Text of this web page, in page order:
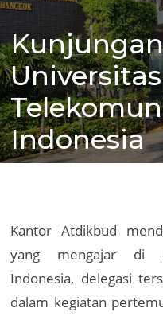
Posted
on
Universitas
Indonesia
Kantor Atdikbud
yang mengajar di
Indonesia, delegasi
dalam kegiatan